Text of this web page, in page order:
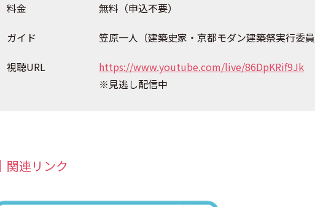
料金
無料（申込不要）
ガイド
笠原一人（建築史家・京都モダン建築祭実行委員
視聴URL
https://www.youtube.com/live/86DpKRif9Jk
※見逃し配信中
関連リンク